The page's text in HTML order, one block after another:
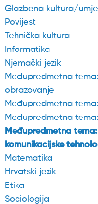
Glazbena kultura/
Povijest
Tehnička kultura
Informatika
Njemački jezik
Međupredmetna
obrazovanje
Međupredmetna
Međupredmetna
Međupredmetna
komunikacijske
Matematika
Hrvatski jezik
Etika
Sociologija